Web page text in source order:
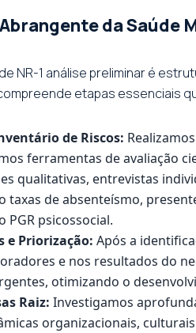
da Saúde
NR-1 análise preliminar é
etapas essenciais
de Riscos:
ferramentas de avaliação
qualitativas, entrevistas
taxas de absenteísmo,
PGR psicossocial.
e Priorização: Após a
e nos resultados do
otimizando o
Raiz: Investigamos
organizacionais,